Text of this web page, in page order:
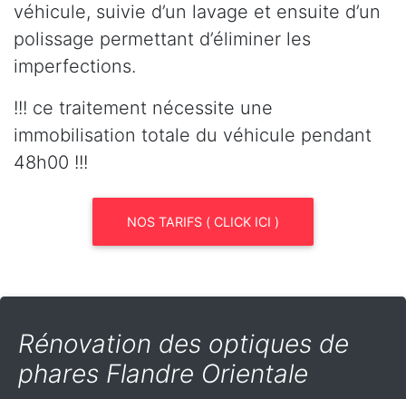
véhicule, suivie d’un lavage et ensuite d’un
polissage permettant d’éliminer les
imperfections.
!!! ce traitement nécessite une
immobilisation totale du véhicule pendant
48h00 !!!
NOS TARIFS ( CLICK ICI )
Rénovation des optiques de
phares Flandre Orientale